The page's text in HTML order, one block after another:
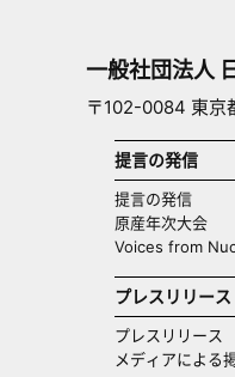
一般社団法人
〒102-0084 東京
提言の発信
提言の発信
原産年次大会
Voices from
プレスリリース
プレスリリース
メディアによる